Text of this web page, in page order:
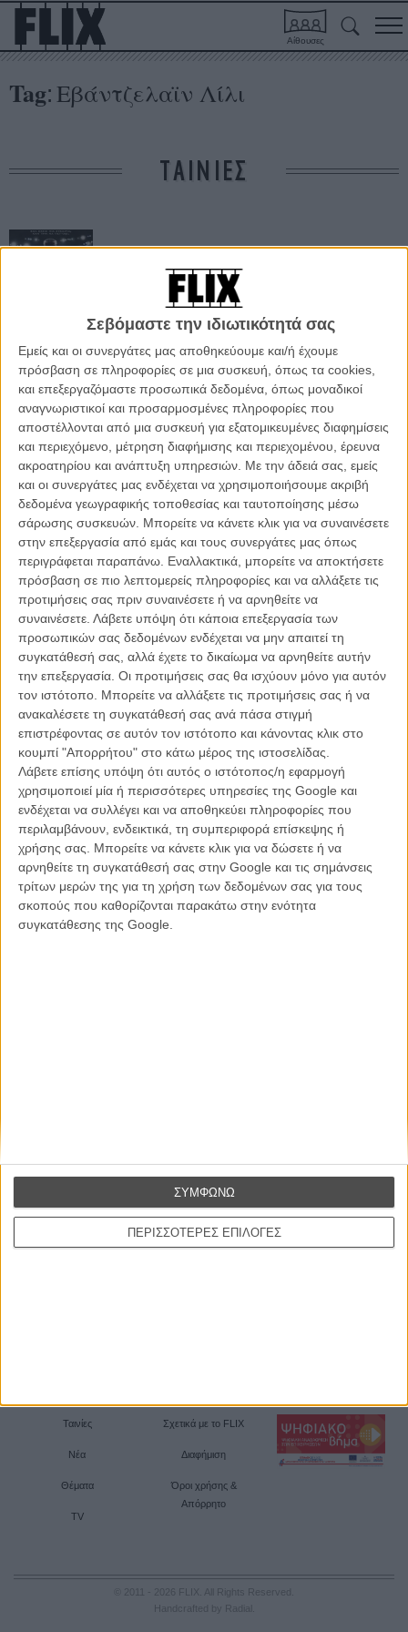
Σεβόμαστε την ιδιωτικότητά σας
Εμείς και οι συνεργάτες μας αποθηκεύουμε και/ή έχουμε
πρόσβαση σε πληροφορίες σε μια συσκευή, όπως τα cookies,
και επεξεργαζόμαστε προσωπικά δεδομένα, όπως μοναδικοί
αναγνωριστικοί και προσαρμοσμένες πληροφορίες που
αποστέλλονται από μια συσκευή για εξατομικευμένες διαφημίσεις
και περιεχόμενο, μέτρηση διαφήμισης και περιεχομένου, έρευνα
ακροατηρίου και ανάπτυξη υπηρεσιών. Με την άδειά σας, εμείς
και οι συνεργάτες μας ενδέχεται να χρησιμοποιήσουμε ακριβή
δεδομένα γεωγραφικής τοποθεσίας και ταυτοποίησης μέσω
σάρωσης συσκευών. Μπορείτε να κάνετε κλικ για να συναινέσετε
στην επεξεργασία από εμάς και τους συνεργάτες μας όπως
περιγράφεται παραπάνω. Εναλλακτικά, μπορείτε να αποκτήσετε
πρόσβαση σε πιο λεπτομερείς πληροφορίες και να αλλάξετε τις
προτιμήσεις σας πριν συναινέσετε ή να αρνηθείτε να
συναινέσετε. Λάβετε υπόψη ότι κάποια επεξεργασία των
προσωπικών σας δεδομένων ενδέχεται να μην απαιτεί τη
συγκατάθεσή σας, αλλά έχετε το δικαίωμα να αρνηθείτε αυτήν
την επεξεργασία. Οι προτιμήσεις σας θα ισχύουν μόνο για αυτόν
τον ιστότοπο. Μπορείτε να αλλάξετε τις προτιμήσεις σας ή να
ανακαλέσετε τη συγκατάθεσή σας ανά πάσα στιγμή
επιστρέφοντας σε αυτόν τον ιστότοπο και κάνοντας κλικ στο
κουμπί "Απορρήτου" στο κάτω μέρος της ιστοσελίδας.
Λάβετε επίσης υπόψη ότι αυτός ο ιστότοπος/η εφαρμογή
χρησιμοποιεί μία ή περισσότερες υπηρεσίες της Google και
ενδέχεται να συλλέγει και να αποθηκεύει πληροφορίες που
περιλαμβάνουν, ενδεικτικά, τη συμπεριφορά επίσκεψης ή
χρήσης σας. Μπορείτε να κάνετε κλικ για να δώσετε ή να
αρνηθείτε τη συγκατάθεσή σας στην Google και τις σημάνσεις
τρίτων μερών της για τη χρήση των δεδομένων σας για τους
σκοπούς που καθορίζονται παρακάτω στην ενότητα
συγκατάθεσης της Google.
ΠΕΡΙΣΣΟΤΕΡΕΣ ΕΠΙΛΟΓΕΣ
ΣΥΜΦΩΝΩ
Αίθουσες
Tag: Εβάντζελαϊν Λίλι
ΤΑΙΝΙΕΣ
Real Steel
ΑΡΘΡΑ
Πείτε καλημέρα στο «Hobbit»
ΝΕΑ /24 ΙΟΥΝ 2011 / Λήδα Γαλανού
Επτά clips από το «Real Steel»: Χιου Τζάκμαν vs the
Robots!
ΝΕΑ /30 ΣΕΠ 2011/ Λήδα Γαλανού
Βιμ Βέντερς
Συνέντευξη
Η επιτυχία είναι υπερτιμημένη. Δεν σε κάνει
καλύτερο, δεν σε πάει πουθενά η επιτυχία. Είναι
απλώς ένα ωραίο, ανεβαστικό, επιφανειακό
συναίσθημα.»
Ταινίες
Νέα
Θέματα
TV
Σχετικά με το FLIX
Διαφήμιση
Όροι χρήσης &
Απόρρητο
© 2011 - 2026 FLIX. All Rights Reserved.
Handcrafted by Radial